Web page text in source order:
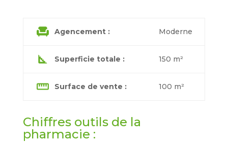
chair Agencement : Moderne
square_foot Superficie totale : 150 m²
straighten Surface de vente : 100 m²
Chiffres outils de la
pharmacie :